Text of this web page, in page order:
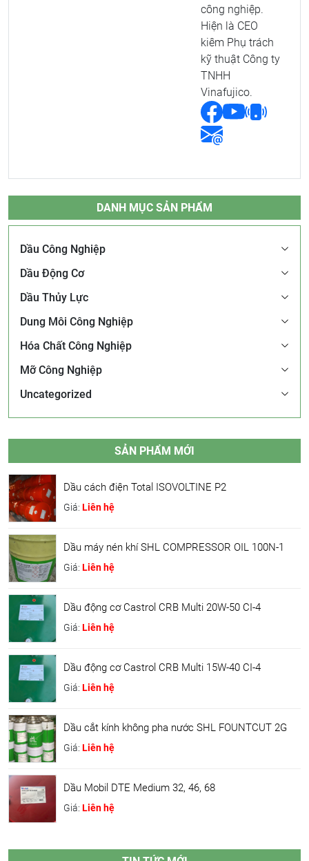
công nghiệp.
Hiện là CEO
kiêm Phụ trách
kỹ thuật Công ty
TNHH
Vinafujico.
DANH MỤC SẢN PHẨM
Dầu Công Nghiệp
Dầu Động Cơ
Dầu Thủy Lực
Dung Môi Công Nghiệp
Hóa Chất Công Nghiệp
Mỡ Công Nghiệp
Uncategorized
SẢN PHẨM MỚI
Dầu cách điện Total ISOVOLTINE P2
Giá: Liên hệ
Dầu máy nén khí SHL COMPRESSOR OIL 100N-1
Giá: Liên hệ
Dầu động cơ Castrol CRB Multi 20W-50 CI-4
Giá: Liên hệ
Dầu động cơ Castrol CRB Multi 15W-40 CI-4
Giá: Liên hệ
Dầu cắt kính không pha nước SHL FOUNTCUT 2G
Giá: Liên hệ
Dầu Mobil DTE Medium 32, 46, 68
Giá: Liên hệ